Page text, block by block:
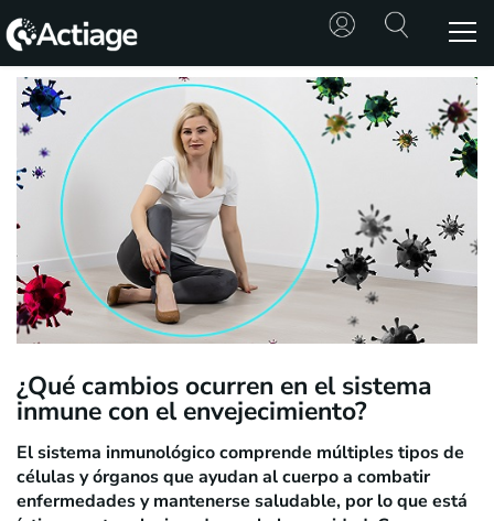
SHOP
TRATAMIENTOS
CONSULTA
CONOCE
ACTIAGE
RECURSOS
¿Qué cambios ocurren en el sistema
inmune con el envejecimiento?
El sistema inmunológico comprende múltiples tipos de
células y órganos que ayudan al cuerpo a combatir
enfermedades y mantenerse saludable, por lo que está